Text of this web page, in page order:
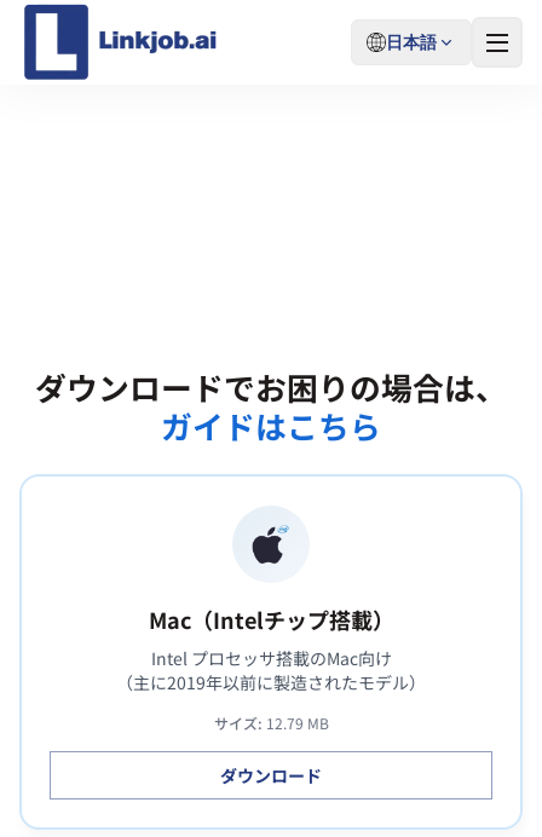
日本語
ダウンロードでお困りの場合は、
ガイドはこちら
Mac（Intelチップ搭載）
Intel プロセッサ搭載のMac向け
（主に2019年以前に製造されたモデル）
サイズ: 12.79 MB
ダウンロード